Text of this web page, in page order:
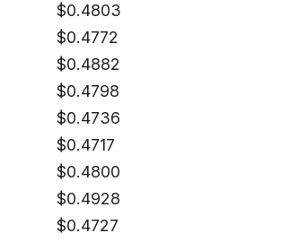
$0.4803
$0.4772
$0.4882
$0.4798
$0.4736
$0.4717
$0.4800
$0.4928
$0.4727